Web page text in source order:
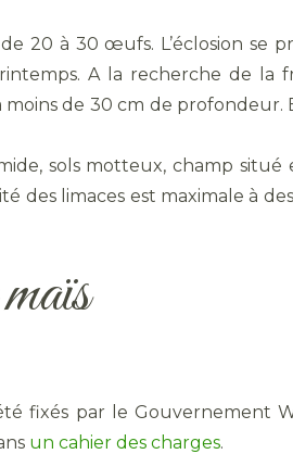
20 à 30 œufs. L’éclosion se
A la recherche de la
moins de 30 cm de profondeur.
sols motteux, champ situé
des limaces est maximale à
fixés par le Gouvernement
un cahier des charges.